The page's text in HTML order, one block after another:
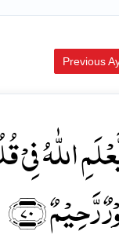
Previous
اللّٰہُ فِیۡ
﴿۷۰﴾